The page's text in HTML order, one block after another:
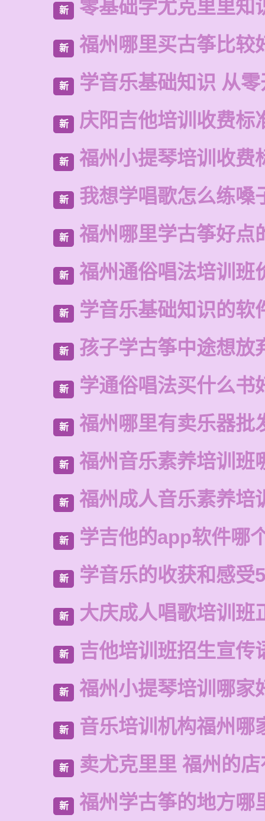
新 零基础学尤克里里知
新 福州哪里买古筝比较
新 学音乐基础知识 从
新 庆阳吉他培训收费标
新 福州小提琴培训收费
新 我想学唱歌怎么练嗓
新 福州哪里学古筝好点
新 福州通俗唱法培训班
新 学音乐基础知识的软
新 孩子学古筝中途想放
新 学通俗唱法买什么书
新 福州哪里有卖乐器批
新 福州音乐素养培训班
新 福州成人音乐素养培
新 学吉他的app软件哪
新 学音乐的收获和感受
新 大庆成人唱歌培训班
新 吉他培训班招生宣传
新 福州小提琴培训哪家
新 音乐培训机构福州哪
新 卖尤克里里 福州的
新 福州学古筝的地方哪